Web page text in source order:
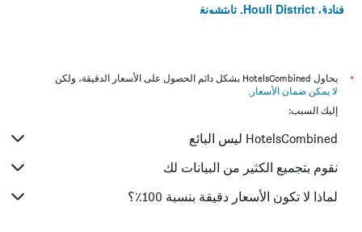
فنادق Houli District, تايتشونغ
فنادق Central District, تايتشونغ
فنادق Xinshe District, تايتشونغ
فنادق Wufeng District, تايتشونغ
فنادق Shalu District, تايتشونغ
فنادق Taiping District, تايتشونغ
*
يحاول HotelsCombined بشكل دائم الحصول على الأسعار الدقيقة، ولكن
لا يمكن ضمان الأسعار .
إليك السبب:
HotelsCombined ليس البائع
نقوم بتجميع الكثير من البيانات لك
لماذا لا تكون الأسعار دقيقة بنسبة 100٪؟